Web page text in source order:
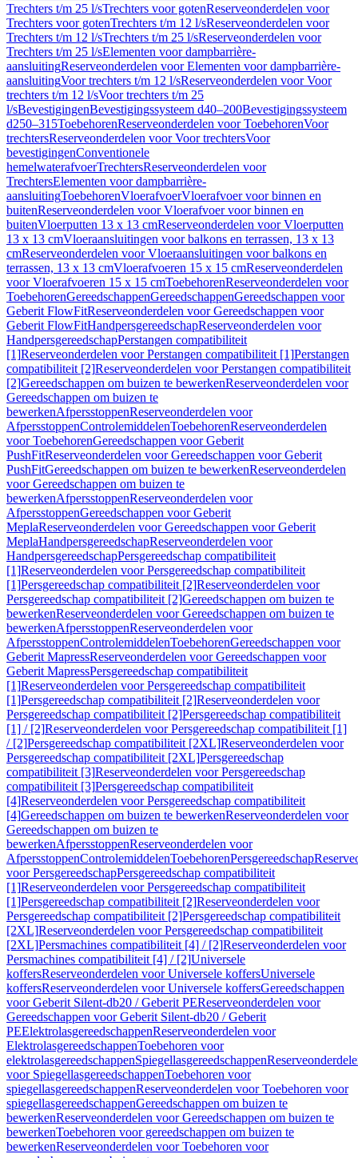
Trechters t/m 25 l/sTrechters voor gotenReserveonderdelen voor
Trechters voor gotenTrechters t/m 12 l/sReserveonderdelen voor
Trechters t/m 12 l/sTrechters t/m 25 l/sReserveonderdelen voor
Trechters t/m 25 l/sElementen voor dampbarrière-
aansluitingReserveonderdelen voor Elementen voor dampbarrière-
aansluitingVoor trechters t/m 12 l/sReserveonderdelen voor Voor
trechters t/m 12 l/sVoor trechters t/m 25
l/sBevestigingenBevestigingssysteem d40–200Bevestigingssysteem
d250–315ToebehorenReserveonderdelen voor ToebehorenVoor
trechtersReserveonderdelen voor Voor trechtersVoor
bevestigingenConventionele
hemelwaterafvoerTrechtersReserveonderdelen voor
TrechtersElementen voor dampbarrière-
aansluitingToebehorenVloerafvoerVloerafvoer voor binnen en
buitenReserveonderdelen voor Vloerafvoer voor binnen en
buitenVloerputten 13 x 13 cmReserveonderdelen voor Vloerputten
13 x 13 cmVloeraansluitingen voor balkons en terrassen, 13 x 13
cmReserveonderdelen voor Vloeraansluitingen voor balkons en
terrassen, 13 x 13 cmVloerafvoeren 15 x 15 cmReserveonderdelen
voor Vloerafvoeren 15 x 15 cmToebehorenReserveonderdelen voor
ToebehorenGereedschappenGereedschappenGereedschappen voor
Geberit FlowFitReserveonderdelen voor Gereedschappen voor
Geberit FlowFitHandpersgereedschapReserveonderdelen voor
HandpersgereedschapPerstangen compatibiliteit
[1]Reserveonderdelen voor Perstangen compatibiliteit [1]Perstangen
compatibiliteit [2]Reserveonderdelen voor Perstangen compatibiliteit
[2]Gereedschappen om buizen te bewerkenReserveonderdelen voor
Gereedschappen om buizen te
bewerkenAfpersstoppenReserveonderdelen voor
AfpersstoppenControlemiddelenToebehorenReserveonderdelen
voor ToebehorenGereedschappen voor Geberit
PushFitReserveonderdelen voor Gereedschappen voor Geberit
PushFitGereedschappen om buizen te bewerkenReserveonderdelen
voor Gereedschappen om buizen te
bewerkenAfpersstoppenReserveonderdelen voor
AfpersstoppenGereedschappen voor Geberit
MeplaReserveonderdelen voor Gereedschappen voor Geberit
MeplaHandpersgereedschapReserveonderdelen voor
HandpersgereedschapPersgereedschap compatibiliteit
[1]Reserveonderdelen voor Persgereedschap compatibiliteit
[1]Persgereedschap compatibiliteit [2]Reserveonderdelen voor
Persgereedschap compatibiliteit [2]Gereedschappen om buizen te
bewerkenReserveonderdelen voor Gereedschappen om buizen te
bewerkenAfpersstoppenReserveonderdelen voor
AfpersstoppenControlemiddelenToebehorenGereedschappen voor
Geberit MapressReserveonderdelen voor Gereedschappen voor
Geberit MapressPersgereedschap compatibiliteit
[1]Reserveonderdelen voor Persgereedschap compatibiliteit
[1]Persgereedschap compatibiliteit [2]Reserveonderdelen voor
Persgereedschap compatibiliteit [2]Persgereedschap compatibiliteit
[1] / [2]Reserveonderdelen voor Persgereedschap compatibiliteit [1]
/ [2]Persgereedschap compatibiliteit [2XL]Reserveonderdelen voor
Persgereedschap compatibiliteit [2XL]Persgereedschap
compatibiliteit [3]Reserveonderdelen voor Persgereedschap
compatibiliteit [3]Persgereedschap compatibiliteit
[4]Reserveonderdelen voor Persgereedschap compatibiliteit
[4]Gereedschappen om buizen te bewerkenReserveonderdelen voor
Gereedschappen om buizen te
bewerkenAfpersstoppenReserveonderdelen voor
AfpersstoppenControlemiddelenToebehorenPersgereedschap
voor PersgereedschapPersgereedschap compatibiliteit
[1]Reserveonderdelen voor Persgereedschap compatibiliteit
[1]Persgereedschap compatibiliteit [2]Reserveonderdelen voor
Persgereedschap compatibiliteit [2]Persgereedschap compatibiliteit
[2XL]Reserveonderdelen voor Persgereedschap compatibiliteit
[2XL]Persmachines compatibiliteit [4] / [2]Reserveonderdelen voor
Persmachines compatibiliteit [4] / [2]Universele
koffersReserveonderdelen voor Universele koffersUniversele
koffersReserveonderdelen voor Universele koffersGereedschappen
voor Geberit Silent-db20 / Geberit PEReserveonderdelen voor
Gereedschappen voor Geberit Silent-db20 / Geberit
PEElektrolasgereedschappenReserveonderdelen voor
ElektrolasgereedschappenToebehoren voor
elektrolasgereedschappenSpiegellasgereedschappen
voor SpiegellasgereedschappenToebehoren voor
spiegellasgereedschappenReserveonderdelen voor Toebehoren voor
spiegellasgereedschappenGereedschappen om buizen te
bewerkenReserveonderdelen voor Gereedschappen om buizen te
bewerkenToebehoren voor gereedschappen om buizen te
bewerkenReserveonderdelen voor Toebehoren voor